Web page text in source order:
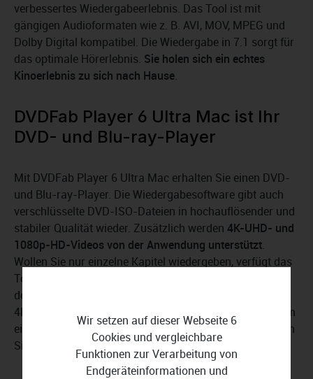
verbessertes Wiedergabeerlebnis. Das Tool ist mit
gängigen Audioformaten wie z. B. AVI, MOV, MPEG und
Dolby Digital kompatibel. Die Wiedergabe in 7.1 sorgt für
das optimale Hörerlebnis. Sie holen sich ein echtes
Kinoerlebnis zu sich nach Hause.
DVDFab Player 6 Ultra Mac ist Ihr
DVD- und Blu-ray-Player
Mit DVDFab Player 6 Ultra Mac erhalten Sie einen DVD-
und Blu-ray-Player. Die Wiedergabesoftware gibt auch
verschlüsselte DVD-ISO-Dateien in hochauflösender und
stabiler Qualität wieder. Zusätzlich werden 4K-UHD- und
1080p-HD-Videos von der Anwendung unterstützt.
Wollen Sie nur einzelne Kapitel wiedergeben, verfügt das
Tool über die notwendigen Funktionen. Die Wiedergabe
der Menünavigation funktioniert mit DVDs, Blu-rays und
4K-Ultra-HD Blu-rays. Unabhängig davon, ob es sich um
eine originale oder eine gerippte Disc handelt, verwenden
Sie die Menüanzeige und Navigation.
Wir setzen auf dieser Webseite 6
Cookies und vergleichbare
Funktionen zur Verarbeitung von
Endgeräteinformationen und